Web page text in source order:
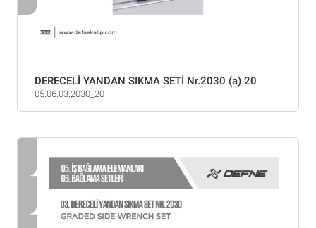
DERECELİ YANDAN SIKMA SETİ Nr.2030 (a) 20
05.06.03.2030_20